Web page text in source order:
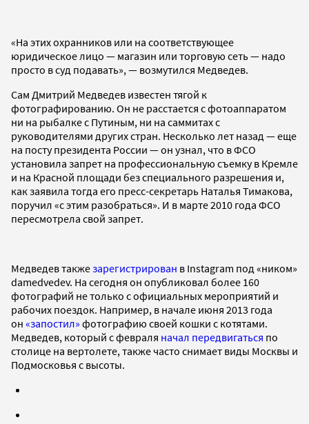
«На этих охранников или на соответствующее
юридическое лицо — магазин или торговую сеть — надо
просто в суд подавать», — возмутился Медведев.
Сам Дмитрий Медведев известен тягой к
фотографированию. Он не расстается с фотоаппаратом
ни на рыбалке с Путиным, ни на саммитах с
руководителями других стран. Несколько лет назад — еще
на посту президента России — он узнал, что в ФСО
установила запрет на профессиональную съемку в Кремле
и на Красной площади без специального разрешения и,
как заявила тогда его пресс-секретарь Наталья Тимакова,
поручил «с этим разобраться». И в марте 2010 года ФСО
пересмотрела свой запрет.
Медведев такжезарегистрирован в Instagram под «ником»
damedvedev. На сегодня он опубликовал более 160
фотографий не только с официальных мероприятий и
рабочих поездок. Например, в начале июня 2013 года
он «запостил» фотографию своей кошки с котятами.
Медведев, который с февраля начал передвигаться по
столице на вертолете, также часто снимает виды Москвы и
Подмосковья с высоты.